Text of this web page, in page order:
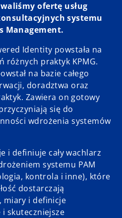
ofertę usług
systemu
Management.
Identity powstała na
różnych praktyk KPMG.
na bazie całego
doradztwa oraz
Zawiera on gotowy
się do
wdrożenia systemów
i definiuje cały wachlarz
systemu PAM
kontrola i inne), które
dostarczają
miary i definicje
i skuteczniejsze